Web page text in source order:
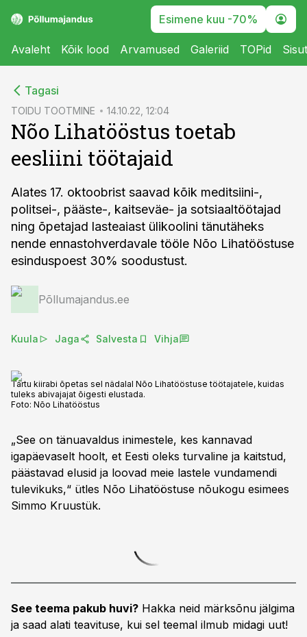
Esimene kuu -70%
Avaleht Kõik lood Arvamused Galeriid TOPid
Tagasi
TOIDU TOOTMINE 14.10.22, 12:04
Nõo Lihatööstus toetab
eesliini töötajaid
Alates 17. oktoobrist saavad kõik meditsiini-,
politsei-, pääste-, kaitseväe- ja sotsiaaltöötajad
ning õpetajad lasteaiast ülikoolini tänutäheks
nende ennastohverdavale tööle Nõo Lihatööstuse
esinduspoest 30% soodustust.
Põllumajandus.ee
Kuula Jaga Salvesta Vihja
Tartu kiirabi õpetas sel nädalal Nõo Lihatööstuse töötajatele, kuidas
tuleks abivajajat õigesti elustada.
Foto: Nõo Lihatööstus
„See on tänuavaldus inimestele, kes kannavad
igapäevaselt hoolt, et Eesti oleks turvaline ja kaitstud,
päästavad elusid ja loovad meie lastele vundamendi
tulevikuks,“ ütles Nõo Lihatööstuse nõukogu esimees
Simmo Kruustük.
See teema pakub huvi? Hakka neid märksõnu jälgima
ja saad alati teavituse, kui sel teemal ilmub midagi uut!